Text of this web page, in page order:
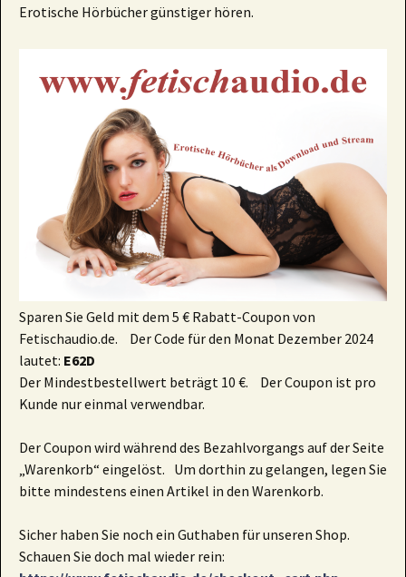
Erotische Hörbücher günstiger hören.
Sparen Sie Geld mit dem 5 € Rabatt-Coupon von
Fetischaudio.de. Der Code für den Monat Dezember 2024
lautet: E62D
Der Mindestbestellwert beträgt 10 €. Der Coupon ist pro
Kunde nur einmal verwendbar.
Der Coupon wird während des Bezahlvorgangs auf der Seite
„Warenkorb“ eingelöst. Um dorthin zu gelangen, legen Sie
bitte mindestens einen Artikel in den Warenkorb.
Sicher haben Sie noch ein Guthaben für unseren Shop.
Schauen Sie doch mal wieder rein: